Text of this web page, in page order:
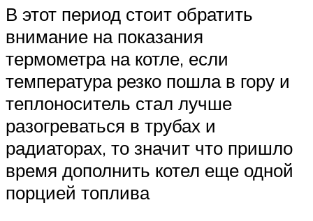
В этот период стоит обратить
внимание на показания
термометра на котле, если
температура резко пошла в гору и
теплоноситель стал лучше
разогреваться в трубах и
радиаторах, то значит что пришло
время дополнить котел еще одной
порцией топлива